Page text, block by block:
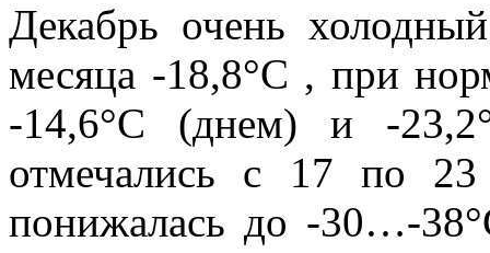
Декабрь очень
месяца -18,8°С , при
-14,6°С (днем) и -
отмечались с 17 по 23
понижалась до -30…-